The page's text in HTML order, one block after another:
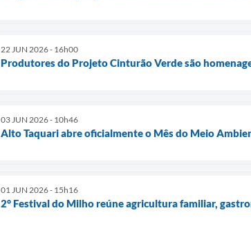
22 JUN 2026 - 16h00
Produtores do Projeto Cinturão Verde são
03 JUN 2026 - 10h46
Alto Taquari abre oficialmente o Mês do Meio
01 JUN 2026 - 15h16
2° Festival do Milho reúne agricultura familiar,